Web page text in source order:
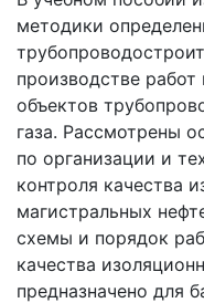
методики
производстве
объектов
газа. Рассмотрены
по организации и
контроля качества
магистральных
схемы и порядок
качества
предназначено для